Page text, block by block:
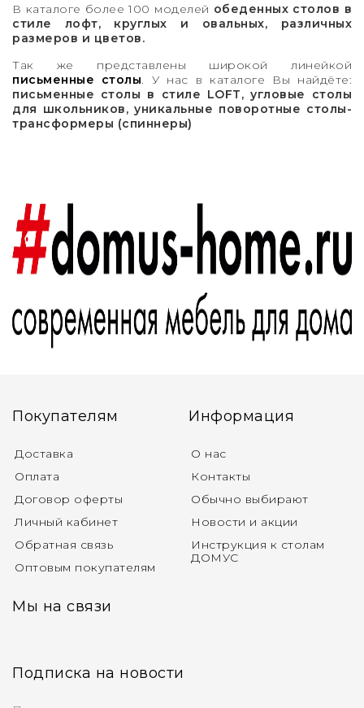
В каталоге более 100 моделей обеденных столов в
стиле лофт, круглых и овальных, различных
размеров и цветов.
Так же представлены широкой линейкой
письменные столы. У нас в каталоге Вы найдёте:
письменные столы в стиле LOFT, угловые столы
для школьников, уникальные поворотные столы-
трансформеры (спиннеры)
Покупателям
Доставка
Оплата
Договор оферты
Личный кабинет
Обратная связь
Оптовым покупателям
Информация
О нас
Контакты
Обычно выбирают
Новости и акции
Инструкция к столам
ДОМУС
Мы на связи
Подписка на новости